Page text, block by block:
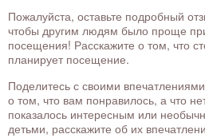
Пожалуйста, оставьте подробный
чтобы другим людям было проще
посещения! Расскажите о том, что
планирует посещение.
Поделитесь с своими
о том, что вам понравилось, а что
показалось интересным или
детьми, расскажите об их